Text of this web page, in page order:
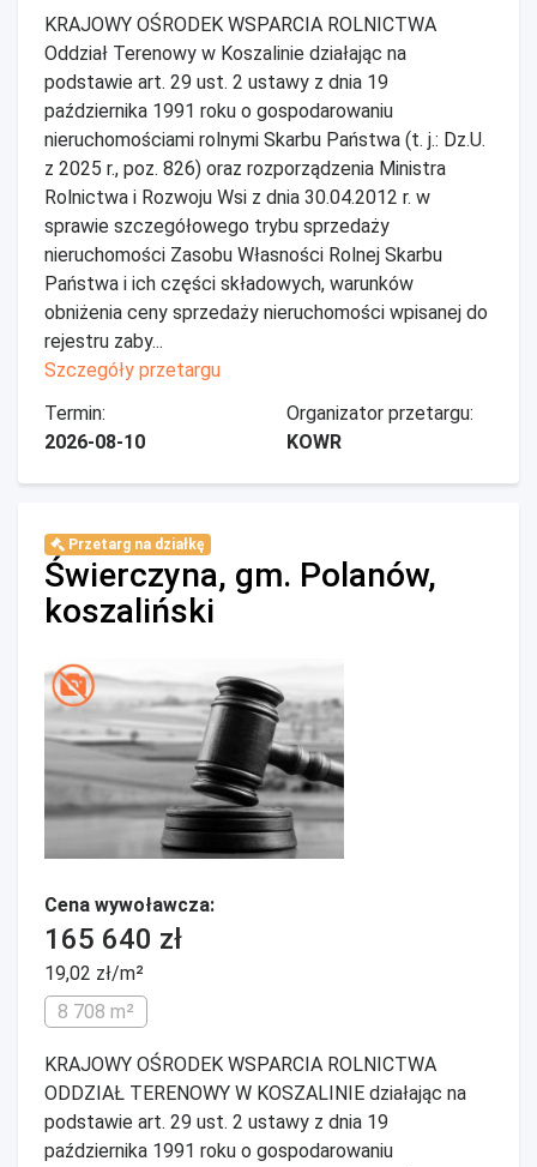
KRAJOWY OŚRODEK WSPARCIA ROLNICTWA
Oddział Terenowy w Koszalinie działając na
podstawie art. 29 ust. 2 ustawy z dnia 19
października 1991 roku o gospodarowaniu
nieruchomościami rolnymi Skarbu Państwa (t. j.: Dz.U.
z 2025 r., poz. 826) oraz rozporządzenia Ministra
Rolnictwa i Rozwoju Wsi z dnia 30.04.2012 r. w
sprawie szczegółowego trybu sprzedaży
nieruchomości Zasobu Własności Rolnej Skarbu
Państwa i ich części składowych, warunków
obniżenia ceny sprzedaży nieruchomości wpisanej do
rejestru zaby...
Szczegóły przetargu
Termin:
2026-08-10
Organizator przetargu:
KOWR
Przetarg na działkę
Świerczyna, gm. Polanów,
koszaliński
Cena wywoławcza:
165 640 zł
19,02 zł/m²
8 708 m²
KRAJOWY OŚRODEK WSPARCIA ROLNICTWA
ODDZIAŁ TERENOWY W KOSZALINIE działając na
podstawie art. 29 ust. 2 ustawy z dnia 19
października 1991 roku o gospodarowaniu